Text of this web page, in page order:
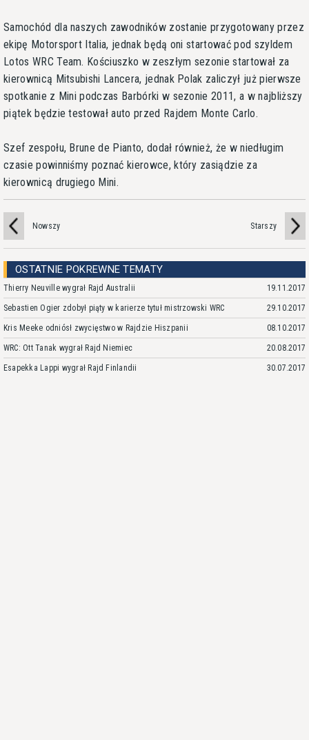
Samochód dla naszych zawodników zostanie przygotowany przez
ekipę Motorsport Italia, jednak będą oni startować pod szyldem
Lotos WRC Team. Kościuszko w zeszłym sezonie startował za
kierownicą Mitsubishi Lancera, jednak Polak zaliczył już pierwsze
spotkanie z Mini podczas Barbórki w sezonie 2011, a w najbliższy
piątek będzie testował auto przed Rajdem Monte Carlo.
Szef zespołu, Brune de Pianto, dodał również, że w niedługim
czasie powinniśmy poznać kierowce, który zasiądzie za
kierownicą drugiego Mini.
Nowszy Starszy
OSTATNIE POKREWNE TEMATY
Thierry Neuville wygrał Rajd Australii 19.11.2017
Sebastien Ogier zdobył piąty w karierze tytuł mistrzowski WRC 29.10.2017
Kris Meeke odniósł zwycięstwo w Rajdzie Hiszpanii 08.10.2017
WRC: Ott Tanak wygrał Rajd Niemiec 20.08.2017
Esapekka Lappi wygrał Rajd Finlandii 30.07.2017